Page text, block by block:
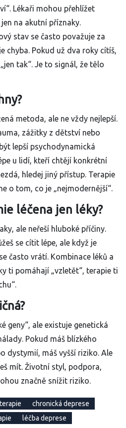
Lékaři mohou přehlížet
na akutní příznaky.
stav se často považuje za
chyba. Pokud už dva roky cítíš,
tak“. Je to signál, že tělo
metoda, ale ne vždy nejlepší.
zážitky z dětství nebo
lepší psychodynamická
u lidí, kteří chtějí konkrétní
hledej jiný přístup. Terapie
o tom, co je „nejmodernější“.
léčena jen léky?
ale neřeší hluboké příčiny.
se cítit lépe, ale když je
často vrátí. Kombinace léků a
ti pomáhají „vzletět“, terapie ti
geny“, ale existuje genetická
Pokud máš blízkého
dystymií, máš vyšší riziko. Ale
mít. Životní styl, podpora,
značně snížit riziko.
chronická deprese
léčba deprese